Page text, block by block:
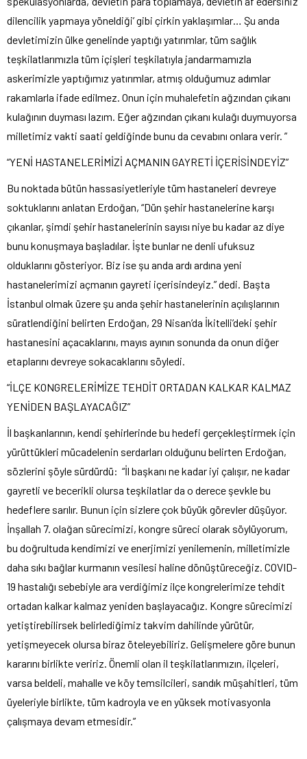
dilencilik yapmaya yöneldiği’ gibi çirkin yaklaşımlar… Şu anda
devletimizin ülke genelinde yaptığı yatırımlar, tüm sağlık
teşkilatlarımızla tüm içişleri teşkilatıyla jandarmamızla
askerimizle yaptığımız yatırımlar, atmış olduğumuz adımlar
rakamlarla ifade edilmez. Onun için muhalefetin ağzından çıkanı
kulağının duyması lazım. Eğer ağzından çıkanı kulağı duymuyorsa
milletimiz vakti saati geldiğinde bunu da cevabını onlara verir. ”
“YENİ HASTANELERİMİZİ AÇMANIN GAYRETİ İÇERİSİNDEYİZ”
Bu noktada bütün hassasiyetleriyle tüm hastaneleri devreye
soktuklarını anlatan Erdoğan, “Dün şehir hastanelerine karşı
çıkanlar, şimdi şehir hastanelerinin sayısı niye bu kadar az diye
bunu konuşmaya başladılar. İşte bunlar ne denli ufuksuz
olduklarını gösteriyor. Biz ise şu anda ardı ardına yeni
hastanelerimizi açmanın gayreti içerisindeyiz.” dedi. Başta
İstanbul olmak üzere şu anda şehir hastanelerinin açılışlarının
süratlendiğini belirten Erdoğan, 29 Nisan’da İkitelli’deki şehir
hastanesini açacaklarını, mayıs ayının sonunda da onun diğer
etaplarını devreye sokacaklarını söyledi.
“İLÇE KONGRELERİMİZE TEHDİT ORTADAN KALKAR KALMAZ
YENİDEN BAŞLAYACAĞIZ”
İl başkanlarının, kendi şehirlerinde bu hedefi gerçekleştirmek için
yürüttükleri mücadelenin serdarları olduğunu belirten Erdoğan,
sözlerini şöyle sürdürdü: “İl başkanı ne kadar iyi çalışır, ne kadar
gayretli ve becerikli olursa teşkilatlar da o derece şevkle bu
hedeflere sarılır. Bunun için sizlere çok büyük görevler düşüyor.
İnşallah 7. olağan sürecimizi, kongre süreci olarak söylüyorum,
bu doğrultuda kendimizi ve enerjimizi yenilemenin, milletimizle
daha sıkı bağlar kurmanın vesilesi haline dönüştüreceğiz. COVID-
19 hastalığı sebebiyle ara verdiğimiz ilçe kongrelerimize tehdit
ortadan kalkar kalmaz yeniden başlayacağız. Kongre sürecimizi
yetiştirebilirsek belirlediğimiz takvim dahilinde yürütür,
yetişmeyecek olursa biraz öteleyebiliriz. Gelişmelere göre bunun
kararını birlikte veririz. Önemli olan il teşkilatlarımızın, ilçeleri,
varsa beldeli, mahalle ve köy temsilcileri, sandık müşahitleri, tüm
üyeleriyle birlikte, tüm kadroyla ve en yüksek motivasyonla
çalışmaya devam etmesidir.”